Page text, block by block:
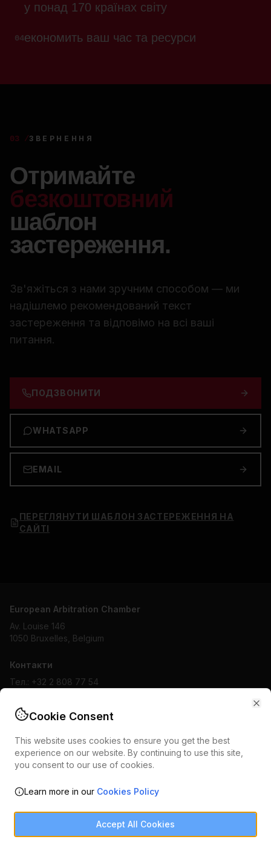
у понад 170 країнах світу
04економить ваш час та ресурси
03 /ЗВЕРНЕННЯ
Отримайте
безкоштовний
шаблон
застереження.
Зв'яжіться з нами зручним способом — ми
надішлемо рекомендований текст
застереження та відповімо на всі ваші
питання.
ПОДЗВОНИТИ
WHATSAPP
EMAIL
ПЕРЕГЛЯНУТИ ШАБЛОН ЗАСТЕРЕЖЕННЯ НА
САЙТІ
European Arbitration Chamber
Av. Louise 146
1050 Bruxelles, Belgium
Контакти
Тел.: +32 2 808 77 54
Документи
Політика конфіденційності
Умови використання
Політика cookies
Подзвонити WhatsApp
Cookie Consent
This website uses cookies to ensure you get the best
experience on our website. By continuing to use this site,
you consent to our use of cookies.
Learn more in our Cookies Policy
Accept All Cookies